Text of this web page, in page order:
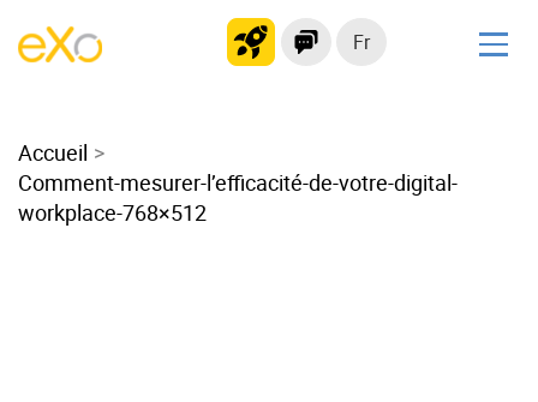
Fr
Intranet moderne
Plateforme collaborative
Réseau social
Accueil
Comment-mesurer-l’efficacité-de-votre-digital-
workplace-768×512